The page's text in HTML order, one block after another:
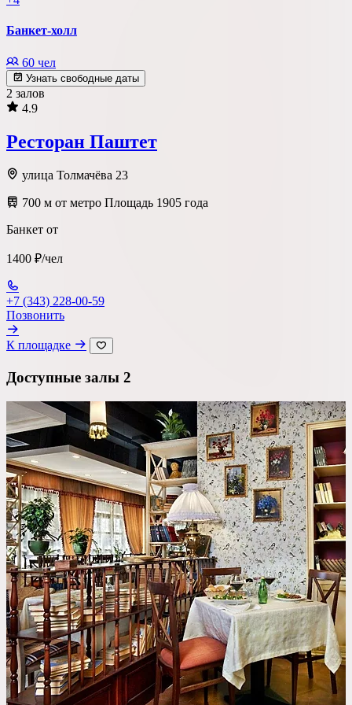
Банкет-холл
60 чел
Узнать свободные даты
2 залов
4.9
Ресторан Паштет
улица Толмачёва 23
700 м от метро Площадь 1905 года
Банкет от
1400 ₽/чел
+7 (343) 228-00-59
Позвонить
К площадке
Доступные залы 2